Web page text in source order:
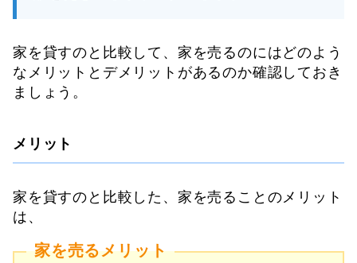
家を貸すのと比較して、家を売るのにはどのよう
なメリットとデメリットがあるのか確認しておき
ましょう。
メリット
家を貸すのと比較した、家を売ることのメリット
は、
家を売るメリット